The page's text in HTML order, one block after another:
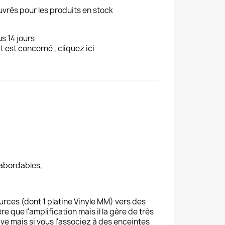
pour les produits en stock
14 jours
est concerné , cliquez ici
(dont 1 platine Vinyle MM) vers des
que l'amplification mais il la gère de très
mais si vous l'associez à desenceintes